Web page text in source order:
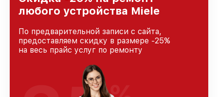
любого устройства Miele
По предварительной записи с сайта,
предоставляем скидку в размере -25%
на весь прайс услуг по ремонту